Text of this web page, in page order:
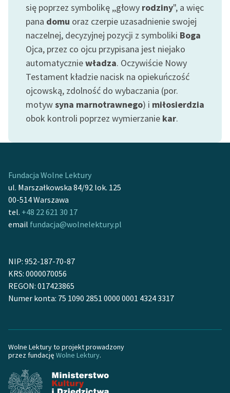
się poprzez symbolikę ,,głowy rodziny", a więc
pana domu oraz czerpie uzasadnienie swojej
naczelnej, decyzyjnej pozycji z symboliki Boga
Ojca, przez co ojcu przypisana jest niejako
automatyczniewładza. Oczywiście Nowy
Testament kładzie nacisk na opiekuńczość
ojcowską, zdolność do wybaczania (por.
motywsyna marnotrawnego) i miłosierdzia
obok kontroli poprzez wymierzanie kar.
Fundacja Wolne Lektury
ul. Marszałkowska 84/92 lok. 125
00-514 Warszawa
tel. +48 22 621 30 17
email fundacja@wolnelektury.pl
NIP: 952-187-70-87
KRS: 0000070056
REGON: 017423865
Numer konta: 75 1090 2851 0000 0001 4324 3317
Wolne Lektury to projekt prowadzony
przez fundację Wolne Lektury.